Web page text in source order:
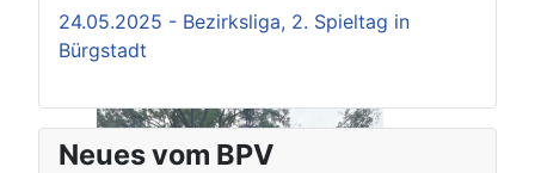
24.05.2025 - Bezirksliga, 2. Spieltag in
Bürgstadt
Neues vom BPV